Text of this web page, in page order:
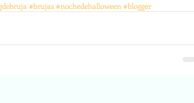
#brujas #nochedehalloween #blogger